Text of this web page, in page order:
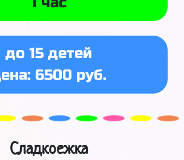
до 15 детей
6500 руб.
Сладкоежка